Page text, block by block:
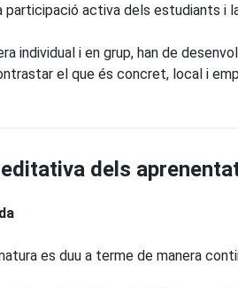
activa dels estudiants i
individual i en grup, han de
el que és concret, local i
dels
es duu a terme de manera